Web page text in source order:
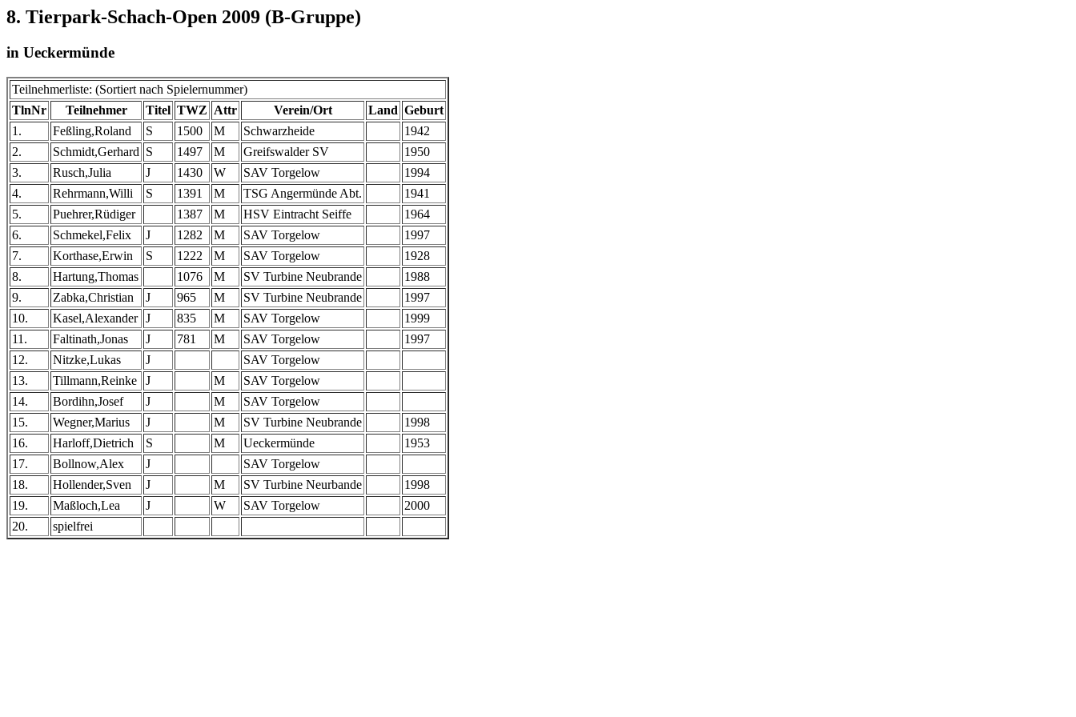
8. Tierpark-Schach-Open 2009 (B-Gruppe)
in Ueckermünde
Teilnehmerliste: (Sortiert nach Spielernummer)
TlnNr
Teilnehmer Titel TWZ Attr Verein/Ort Land Geburt
1.
Feßling,Roland S 1500 M Schwarzheide
1942
2.
Schmidt,Gerhard S 1497 M Greifswalder SV
1950
3.
Rusch,Julia J 1430 W SAV Torgelow
1994
4.
Rehrmann,Willi S 1391 M TSG Angermünde Abt.
1941
5.
Puehrer,Rüdiger 1387 M HSV Eintracht Seiffe
1964
6.
Schmekel,Felix J 1282 M SAV Torgelow
1997
7.
Korthase,Erwin S 1222 M SAV Torgelow
1928
8.
Hartung,Thomas 1076 M SV Turbine Neubrande
1988
9.
Zabka,Christian J 965 M SV Turbine Neubrande
1997
10.
Kasel,Alexander J 835 M SAV Torgelow
1999
11.
Faltinath,Jonas J 781 M SAV Torgelow
1997
12.
Nitzke,Lukas J
SAV Torgelow
13.
Tillmann,Reinke J M
SAV Torgelow
14.
Bordihn,Josef J M
SAV Torgelow
15.
Wegner,Marius J M SV Turbine Neubrande
1998
16.
Harloff,Dietrich S M Ueckermünde
1953
17.
Bollnow,Alex J
SAV Torgelow
18.
Hollender,Sven J M SV Turbine Neurbande
1998
19.
Maßloch,Lea J W SAV Torgelow
2000
20.
spielfrei